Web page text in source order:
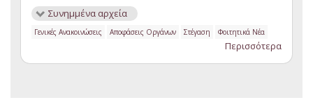
Συνημμένα αρχεία
Γενικές Ανακοινώσεις Αποφάσεις Οργάνων Στέγαση Φοιτητικά Νέα
Περισσότερα